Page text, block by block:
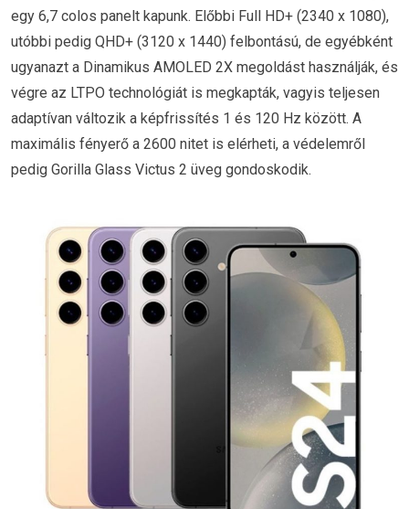
egy 6,7 colos panelt kapunk. Előbbi Full HD+ (2340 x 1080),
utóbbi pedig QHD+ (3120 x 1440) felbontású, de egyébként
ugyanazt a Dinamikus AMOLED 2X megoldást használják, és
végre az LTPO technológiát is megkapták, vagyis teljesen
adaptívan változik a képfrissítés 1 és 120 Hz között. A
maximális fényerő a 2600 nitet is elérheti, a védelemről
pedig Gorilla Glass Victus 2 üveg gondoskodik.